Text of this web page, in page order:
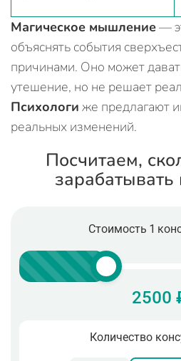
Магическое мышление—
объяснять события
причинами. Оно может
утешение, но не решает
Психологи же предлагают
реальных изменений.
Посчитаем,
зарабатывать
Стоимость 1
2500
Количество